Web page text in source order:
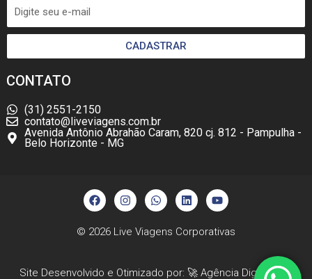
CADASTRAR
CONTATO
(31) 2551-2150
contato@liveviagens.com.br
Avenida Antônio Abrahão Caram, 820 cj. 812 - Pampulha -
Belo Horizonte - MG
F
a
c
b
I
n
s
a
m
W
h
a
s
L
i
n
e
n
Y
o
u
u
© 2026 Live Viagens Corporativas
Site Desenvolvido e Otimizado por: 🚀 Agência Digital HGX